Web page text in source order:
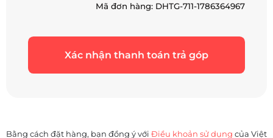
Mã đơn hàng: DHTG-711-1786364967
Xác nhận thanh toán trả góp
Bằng cách đặt hàng, bạn đồng ý với Điều khoản sử dụng của Việt